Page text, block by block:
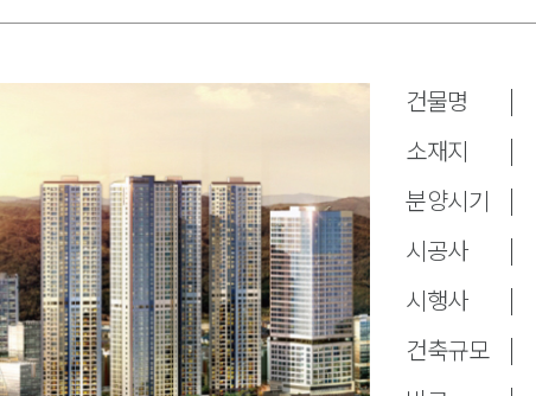
건물명
소재지
분양시기
시공사
시행사
건축규모